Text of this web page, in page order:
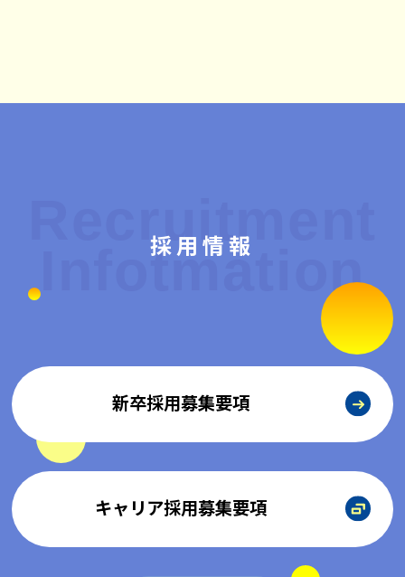
採用情報
Recruitment
Infotmation
新卒採用募集要項
キャリア採用募集要項